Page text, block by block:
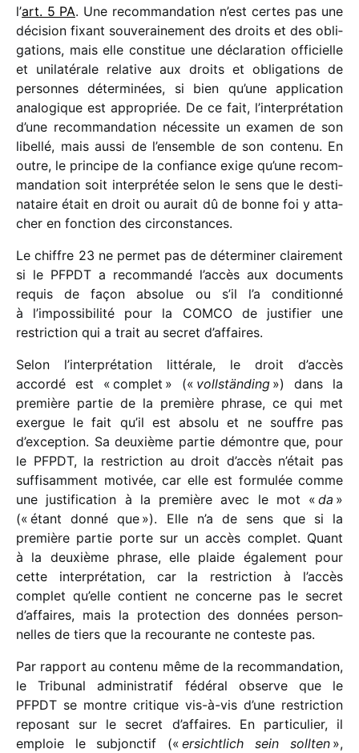
l’art. 5 PA. Une recom­man­da­tion n’est certes pas une
déci­sion fixant souve­rai­ne­ment des droits et des obli­
ga­tions, mais elle consti­tue une décla­ra­tion offi­cielle
et unila­té­rale rela­tive aux droits et obli­ga­tions de
personnes déter­mi­nées, si bien qu’une appli­ca­tion
analo­gique est appro­priée. De ce fait, l’interprétation
d’une recom­man­da­tion néces­site un examen de son
libellé, mais aussi de l’ensemble de son contenu. En
outre, le prin­cipe de la confiance exige qu’une recom­
man­da­tion soit inter­pré­tée selon le sens que le desti­
na­taire était en droit ou aurait dû de bonne foi y atta­
cher en fonc­tion des circonstances.
Le chiffre 23 ne permet pas de déter­mi­ner clai­re­ment
si le PFPDT a recom­mandé l’accès aux docu­ments
requis de façon abso­lue ou s’il l’a condi­tionné
à l’impossibilité pour la COMCO de justi­fier une
restric­tion qui a trait au secret d’affaires.
Selon l’interprétation litté­rale, le droit d’accès
accordé est « complet » (« voll­stän­ding ») dans la
première partie de la première phrase, ce qui met
exergue le fait qu’il est absolu et ne souffre pas
d’exception. Sa deuxième partie démontre que, pour
le PFPDT, la restric­tion au droit d’accès n’était pas
suffi­sam­ment moti­vée, car elle est formu­lée comme
une justi­fi­ca­tion à la première avec le mot « da »
(« étant donné que »). Elle n’a de sens que si la
première partie porte sur un accès complet. Quant
à la deuxième phrase, elle plaide égale­ment pour
cette inter­pré­ta­tion, car la restric­tion à l’accès
complet qu’elle contient ne concerne pas le secret
d’affaires, mais la protec­tion des données person­
nelles de tiers que la recou­rante ne conteste pas.
Par rapport au contenu même de la recom­man­da­tion,
le Tribunal admi­nis­tra­tif fédé­ral observe que le
PFPDT se montre critique vis-à-vis d’une restric­tion
repo­sant sur le secret d’affaires. En parti­cu­lier, il
emploie le subjonc­tif (« ersicht­lich sein soll­ten »,